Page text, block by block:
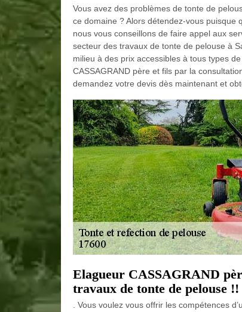
Vous avez des problèmes de tonte de
ce domaine ? Alors détendez-vous
nous vous conseillons de faire appel aux
secteur des travaux de tonte de pelouse à
milieu à des prix accessibles à tous types
CASSAGRAND père et fils par la
demandez votre devis dès maintenant et
Elagueur CASSAGRAND
travaux de tonte de pelouse !!
. Vous voulez vous offrir les compétences